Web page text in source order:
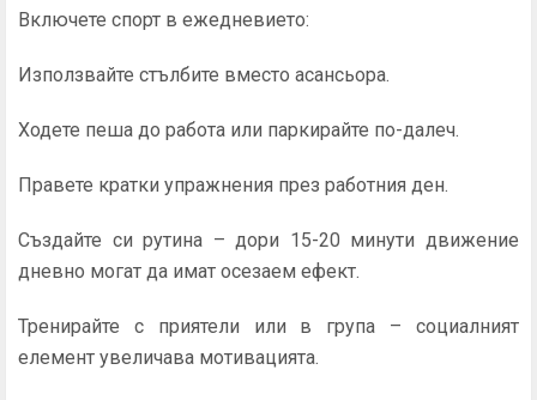
Включете спорт в ежедневието:
Използвайте стълбите вместо асансьора.
Ходете пеша до работа или паркирайте по-далеч.
Правете кратки упражнения през работния ден.
Създайте си рутина – дори 15-20 минути движение
дневно могат да имат осезаем ефект.
Тренирайте с приятели или в група – социалният
елемент увеличава мотивацията.